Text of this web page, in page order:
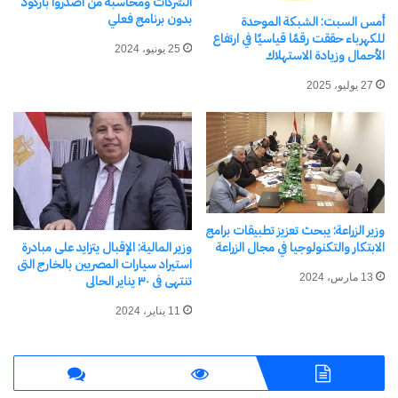
لمواجهة التحديات المحيطة بمنطقتنا وعالمنا ، متمنيًا
لهم التوفيق في خدمة أوطانهم وقواتهم المسلحة .
وزير الدفاع يشهد حفل تخرج دورات جديدة من دارسي
الأكاديمية العسكرية للدراسات العليا والاستراتيجية
شارك هذا الموضوع:
فيس بوك
X
معجب بهذه:
جاري
أمس السبت: الشبكة الموحدة
للكهرباء حققت رقمًا قياسيًا في ارتفاع
الأحمال وزيادة الاستهلاك
27 يوليو، 2025
بدون برنامج فعلي
25 يونيو، 2024
وزير الزراعة: يبحث تعزيز تطبيقات برامج
الابتكار والتكنولوجيا في مجال الزراعة
13 مارس، 2024
وزير المالية: الإقبال يتزايد على مبادرة
استيراد سيارات المصريين بالخارج التى
تنتهى فى ٣٠ يناير الحالى
11 يناير، 2024